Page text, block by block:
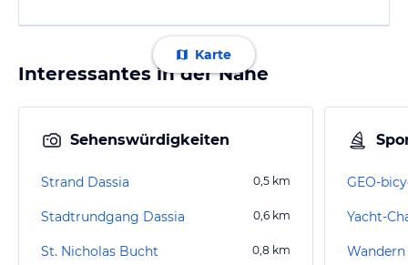
Karte
Interessantes in der Nähe
Sehenswürdigkeiten
Strand Dassia 0,5 km
Stadtrundgang Dassia 0,6 km
St. Nicholas Bucht 0,8 km
GEO-
Yacht-